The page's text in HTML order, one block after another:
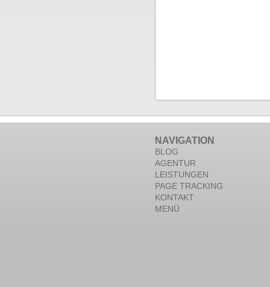
NAVIGATION
BLOG
AGENTUR
LEISTUNGEN
PAGE TRACKING
KONTAKT
MENÜ